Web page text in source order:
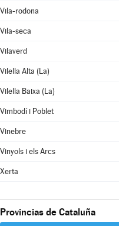
Vila-rodona
Vila-seca
Vilaverd
Vilella Alta (La)
Vilella Baixa (La)
Vimbodí i Poblet
Vinebre
Vinyols i els Arcs
Xerta
Provincias de Cataluña